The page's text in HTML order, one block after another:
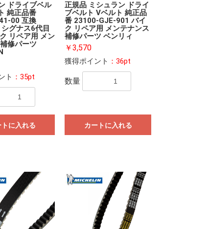
ドライブベル
純正品番
00 互換
グナス6代目
リペア用 メン
修パーツ
ト ：35pt
トに入れる
正規品 ミシュラン ドライ
ブベルト Vベルト 純正品
番 23100-GJE-901 バイ
ク リペア用 メンテナンス
補修パーツ ベンリィ
￥3,570
獲得ポイント ：36pt
数量
カートに入れる